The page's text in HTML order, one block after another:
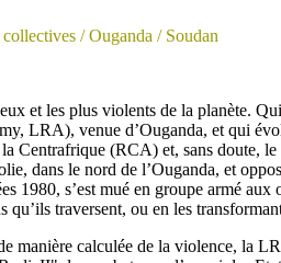
/ Ouganda / Soudan
et les plus violents de la planète.
LRA), venue d’Ouganda, et qui
Centrafrique (RCA) et, sans doute,
dans le nord de l’Ouganda, et
1980, s’est mué en groupe armé
traversent, ou en les
manière calculée de la violence, la